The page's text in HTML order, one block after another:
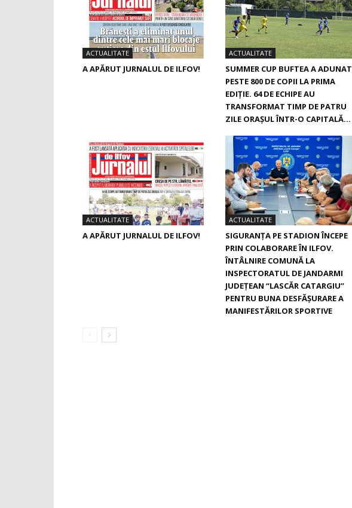
ACTUALITATE
A APĂRUT JURNALUL DE ILFOV!
ACTUALITATE
SUMMER CUP BUFTEA A ADUNAT
PESTE 800 DE COPII LA PRIMA
EDIȚIE. 64 DE ECHIPE AU
TRANSFORMAT TIMP DE PATRU
ZILE ORAȘUL ÎNTR-O CAPITALĂ...
ACTUALITATE
A APĂRUT JURNALUL DE ILFOV!
ACTUALITATE
SIGURANŢA PE STADION ÎNCEPE
PRIN COLABORARE ÎN ILFOV.
ÎNTÂLNIRE COMUNĂ LA
INSPECTORATUL DE JANDARMI
JUDEȚEAN “LASCĂR CATARGIU”
PENTRU BUNA DESFĂȘURARE A
MANIFESTĂRILOR SPORTIVE